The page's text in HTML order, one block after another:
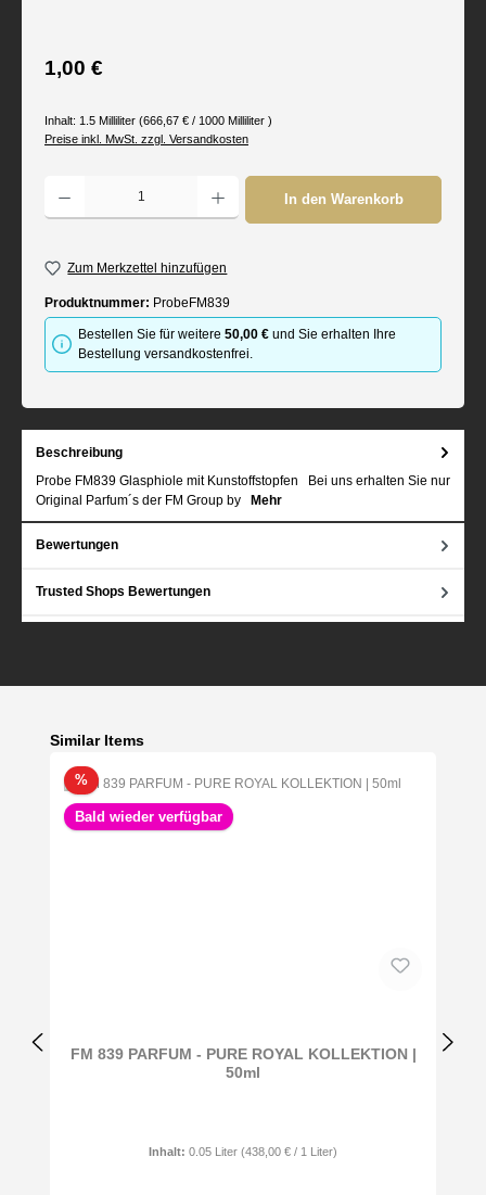
Regulärer Preis:
1,00 €
Inhalt: 1.5 Milliliter (666,67 € / 1000 Milliliter )
Preise inkl. MwSt. zzgl. Versandkosten
Produkt Anzahl: Gib den gewünschten Wert ein oder benutze die Schaltflächen um
In den Warenkorb
Zum Merkzettel hinzufügen
Produktnummer: ProbeFM839
Bestellen Sie für weitere50,00 € und Sie erhalten Ihre
Bestellung versandkostenfrei.
Beschreibung
Probe FM839 Glasphiole mit Kunstoffstopfen Bei uns erhalten Sie nur
Original Parfum´s der FM Group by Mehr
Bewertungen
Trusted Shops Bewertungen
Produktgalerie überspringen
Similar Items
%Rabatt
Bald wieder verfügbar
FM 839 PARFUM - PURE ROYAL KOLLEKTION |
50ml
Inhalt: 0.05 Liter (438,00 € / 1 Liter)